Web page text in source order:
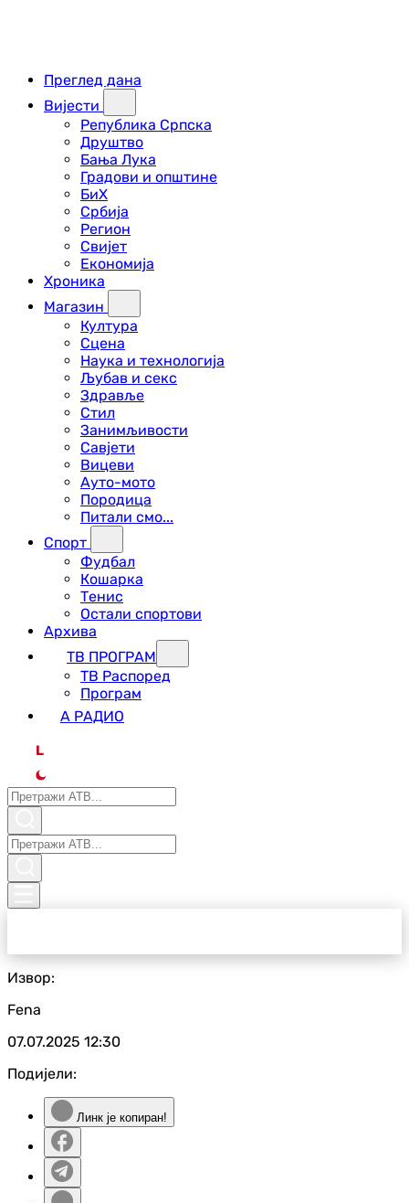
Преглед дана
Вијести
Република Српска
Друштво
Бања Лука
Градови и општине
БиХ
Србија
Регион
Свијет
Економија
Хроника
Магазин
Култура
Сцена
Наука и технологија
Љубав и секс
Здравље
Стил
Занимљивости
Савјети
Вицеви
Ауто-мото
Породица
Питали смо...
Спорт
Фудбал
Кошарка
Тенис
Остали спортови
Архива
ТВ ПРОГРАМ
ТВ Распоред
Програм
А РАДИО
L
Извор:
Fena
07.07.2025 12:30
Подијели:
Линк је копиран!